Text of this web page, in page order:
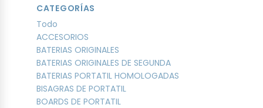
CATEGORÍAS
Todo
ACCESORIOS
BATERIAS ORIGINALES
BATERIAS ORIGINALES DE SEGUNDA
BATERIAS PORTATIL HOMOLOGADAS
BISAGRAS DE PORTATIL
BOARDS DE PORTATIL